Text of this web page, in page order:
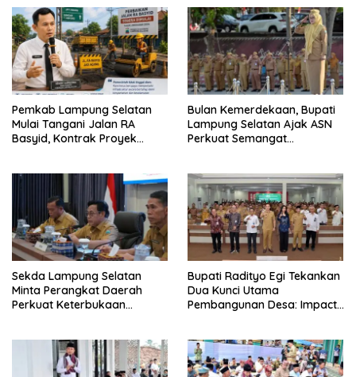
Pemkab Lampung Selatan
Mulai Tangani Jalan RA
Basyid, Kontrak Proyek
Bulan Kemerdekaan, Bupati
Lampung Selatan Ajak ASN
Perkuat Semangat
Sekda Lampung Selatan
Minta Perangkat Daerah
Perkuat Keterbukaan
Bupati Radityo Egi Tekankan
Dua Kunci Utama
Pembangunan Desa: Impact